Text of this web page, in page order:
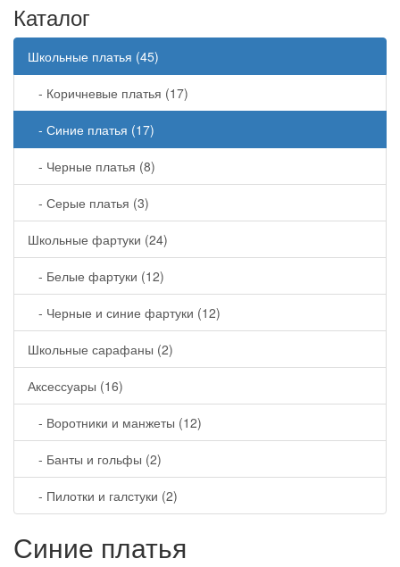
Каталог
Школьные платья (45)
- Коричневые платья (17)
- Синие платья (17)
- Черные платья (8)
- Серые платья (3)
Школьные фартуки (24)
- Белые фартуки (12)
- Черные и синие фартуки (12)
Школьные сарафаны (2)
Аксессуары (16)
- Воротники и манжеты (12)
- Банты и гольфы (2)
- Пилотки и галстуки (2)
Синие платья